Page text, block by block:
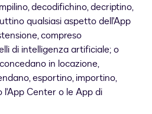
decodifichino, decriptino,
qualsiasi aspetto dell'App
compreso
di intelligenza artificiale; o
in locazione,
esportino, importino,
l'App Center o le App di